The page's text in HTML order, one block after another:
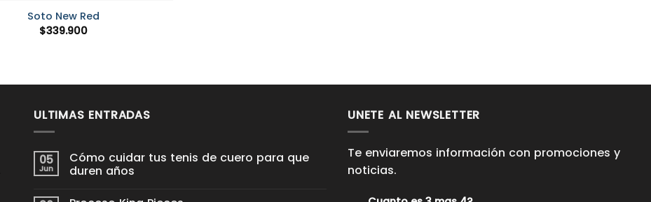
Soto New Red
$339.900
ULTIMAS ENTRADAS
05
Jun
Cómo cuidar tus tenis de cuero para que
duren años
UNETE AL NEWSLETTER
Te enviaremos información con promociones y
noticias.